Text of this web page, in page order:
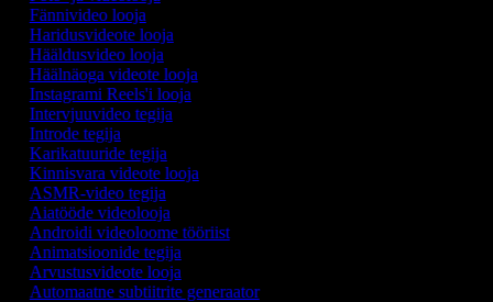
Fännivideo looja
Haridusvideote looja
Hääldusvideo looja
Häälnäoga videote looja
Instagrami Reels'i looja
Intervjuuvideo tegija
Introde tegija
Karikatuuride tegija
Kinnisvara videote looja
ASMR-video tegija
Aiatööde videolooja
Androidi videoloome tööriist
Animatsioonide tegija
Arvustusvideote looja
Automaatne subtiitrite generaator